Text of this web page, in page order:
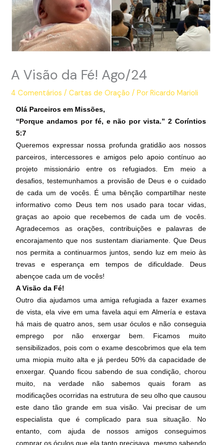
A Visão da Fé! Ago/24
4 Comentários /Cartas de Oração / PorRicardo Marioli
Olá Parceiros em Missões,
“Porque andamos por fé, e não por vista.” 2 Coríntios
5:7
Queremos expressar nossa profunda gratidão aos nossos
parceiros, intercessores e amigos pelo apoio contínuo ao
projeto missionário entre os refugiados. Em meio a
desafios, testemunhamos a provisão de Deus e o cuidado
de cada um de vocês. É uma bênção compartilhar neste
informativo como Deus tem nos usado para tocar vidas,
graças ao apoio que recebemos de cada um de vocês.
Agradecemos as orações, contribuições e palavras de
encorajamento que nos sustentam diariamente. Que Deus
nos permita a continuarmos juntos, sendo luz em meio às
trevas e esperança em tempos de dificuldade. Deus
abençoe cada um de vocês!
A Visão da Fé!
Outro dia ajudamos uma amiga refugiada a fazer exames
de vista, ela vive em uma favela aqui em Almería e estava
há mais de quatro anos, sem usar óculos e não conseguia
emprego por não enxergar bem. Ficamos muito
sensibilizados, pois com o exame descobrimos que ela tem
uma miopia muito alta e já perdeu 50% da capacidade de
enxergar. Quando ficou sabendo de sua condição, chorou
muito, na verdade não sabemos quais foram as
modificações ocorridas na estrutura de seu olho que causou
este dano tão grande em sua visão. Vai precisar de um
especialista que é complicado para sua situação. No
entanto, com ajuda de nossos amigos conseguimos
comprar os óculos que ela tanto precisava, mesmo sabendo